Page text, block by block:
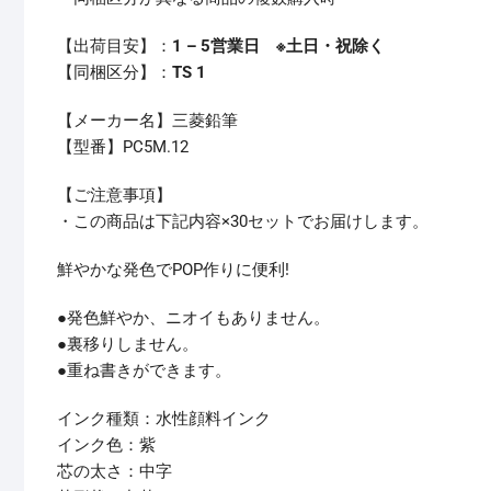
【出荷目安】： 1 – 5営業日 ※土日・祝除く
【同梱区分】： TS 1
【メーカー名】三菱鉛筆
【型番】PC5M.12
【ご注意事項】
・この商品は下記内容×30セットでお届けします。
鮮やかな発色でPOP作りに便利!
●発色鮮やか、ニオイもありません。
●裏移りしません。
●重ね書きができます。
インク種類：水性顔料インク
インク色：紫
芯の太さ：中字